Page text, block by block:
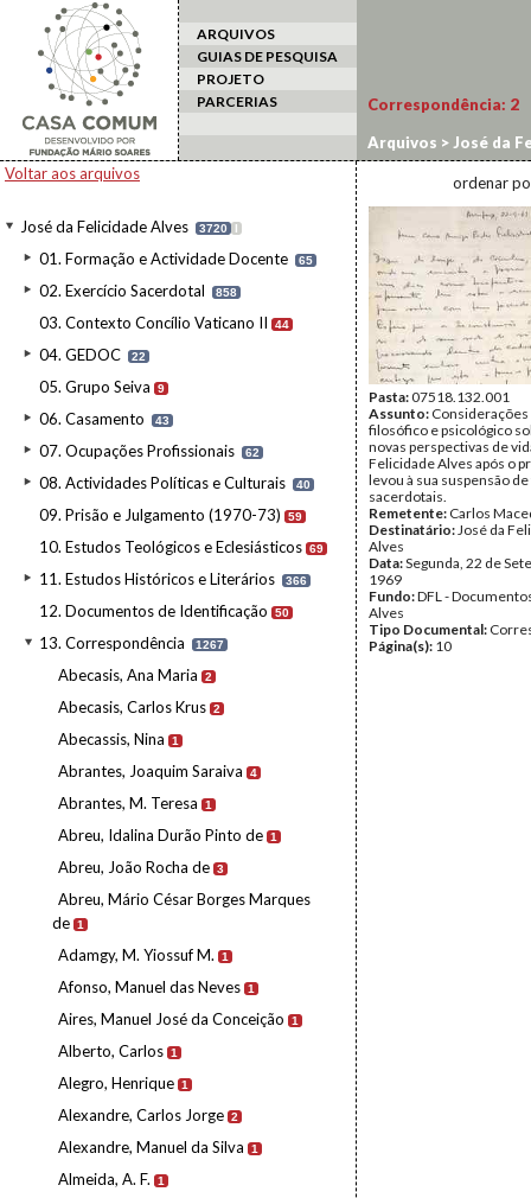
ARQUIVOS
GUIAS DE PESQUISA
PROJETO
PARCERIAS
Voltar aos arquivos
José da Felicidade Alves 3720 I
01. Formação e Actividade Docente 65
02. Exercício Sacerdotal 858
03. Contexto Concílio Vaticano II 44
04. GEDOC 22
05. Grupo Seiva 9
06. Casamento 43
07. Ocupações Profissionais 62
08. Actividades Políticas e Culturais 40
09. Prisão e Julgamento (1970-73) 59
10. Estudos Teológicos e Eclesiásticos 69
11. Estudos Históricos e Literários 366
12. Documentos de Identificação 50
13. Correspondência 1267
Abecasis, Ana Maria 2
Abecasis, Carlos Krus 2
Abecassis, Nina 1
Abrantes, Joaquim Saraiva 4
Abrantes, M. Teresa 1
Abreu, Idalina Durão Pinto de 1
Abreu, João Rocha de 3
Abreu, Mário César Borges Marques
de 1
Adamgy, M. Yiossuf M. 1
Afonso, Manuel das Neves 1
Aires, Manuel José da Conceição 1
Alberto, Carlos 1
Alegro, Henrique 1
Alexandre, Carlos Jorge 2
Alexandre, Manuel da Silva 1
Almeida, A. F. 1
Correspondência: 2
Arquivos > José da
ordenar
Pasta:07518.132.001
Assunto:
filosófico e psicológico
novas perspectivas de
Felicidade Alves após o
levou à sua suspensão
sacerdotais.
Remetente: Carlos
Destinatário:José da
Alves
Data:Segunda, 22 de
1969
Fundo:DFL -
Alves
Tipo Documental:
Página(s): 10